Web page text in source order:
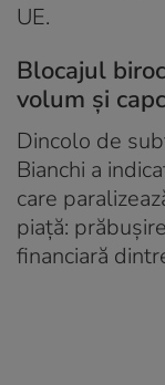
UE.
Blocajul
volum și
Dincolo de
Bianchi a
care
piață:
financiară